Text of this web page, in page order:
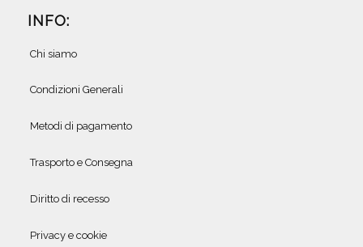
INFO:
Chi siamo
Condizioni Generali
Metodi di pagamento
Trasporto e Consegna
Diritto di recesso
Privacy e cookie